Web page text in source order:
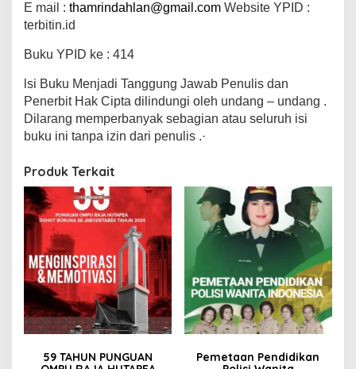
E mail : thamrindahlan@gmail.com Website YPID :
terbitin.id
Buku YPID ke : 414
lsi Buku Menjadi Tanggung Jawab Penulis dan
Penerbit Hak Cipta dilindungi oleh undang – undang .
Dilarang memperbanyak sebagian atau seluruh isi
buku ini tanpa izin dari penulis .·
Produk Terkait
59 TAHUN PUNGUAN
Pemetaan Pendidikan